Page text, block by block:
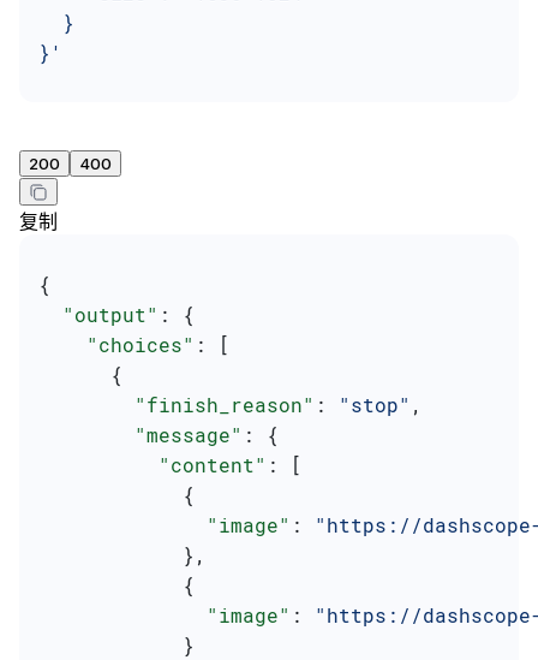
  }
}'
200 400
复制
{
  "output"
: {
    "choices"
: [
      {
        "finish_reason"
: "stop" ,
        "message"
: {
          "content"
: [
            {
              "image"
: "https://
            },
            {
              "image"
: "https://
            }